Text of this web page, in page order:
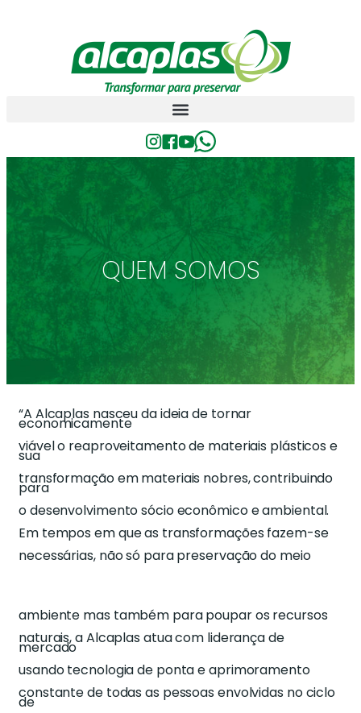
QUEM SOMOS
“A Alcaplas nasceu da ideia de tornar
economicamente
viável o reaproveitamento de materiais plásticos e
sua
transformação em materiais nobres, contribuindo
para
o desenvolvimento sócio econômico e ambiental.
Em tempos em que as transformações fazem-se
necessárias, não só para preservação do meio
ambiente mas também para poupar os recursos
naturais, a Alcaplas atua com liderança de
mercado
usando tecnologia de ponta e aprimoramento
constante de todas as pessoas envolvidas no ciclo
de